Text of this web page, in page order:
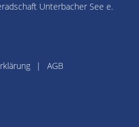
Unterbacher See e.
AGB